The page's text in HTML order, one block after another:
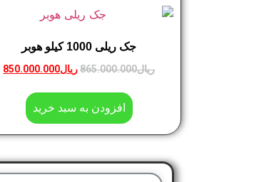
جک ریلی 1000 کیلو هوبر
ریال865.000.000 ریال850.000.000
افزودن به سبد خرید